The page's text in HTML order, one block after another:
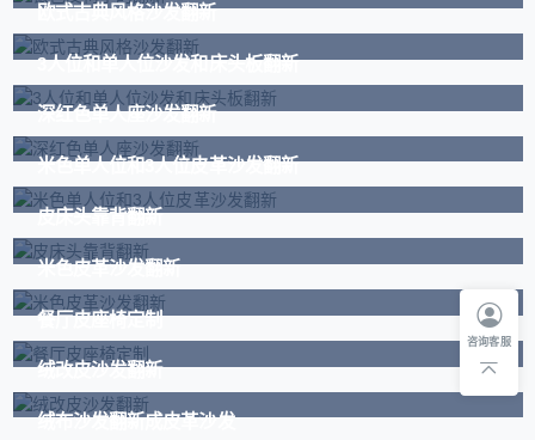
欧式古典风格沙发翻新
3人位和单人位沙发和床头板翻新
深红色单人座沙发翻新
米色单人位和3人位皮革沙发翻新
皮床头靠背翻新
米色皮革沙发翻新
餐厅皮座椅定制
绒改皮沙发翻新
绒布沙发翻新成皮革沙发
咨询客服